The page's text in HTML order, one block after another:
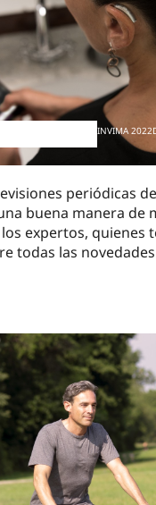
INVIMA
periódicas
buena manera de
expertos, quienes
todas las